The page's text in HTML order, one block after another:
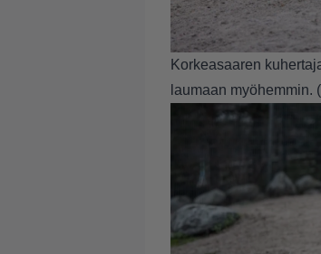
Korkeasaaren
laumaan